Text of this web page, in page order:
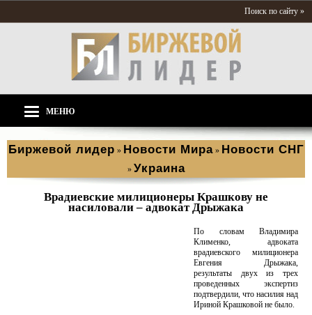
Поиск по сайту »
МЕНЮ
Биржевой лидер » Новости Мира » Новости СНГ
» Украина
Врадиевские милиционеры Крашкову не
насиловали – адвокат Дрыжака
По словам Владимира
Клименко, адвоката
врадиевского милиционера
Евгения Дрыжака,
результаты двух из трех
проведенных экспертиз
подтвердили, что насилия над
Ириной Крашковой не было.